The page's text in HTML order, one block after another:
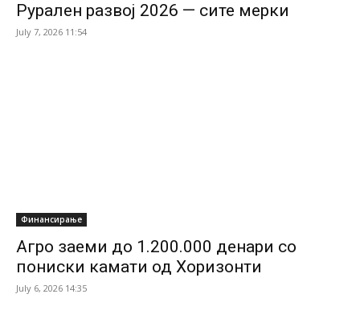
Рурален развој 2026 — сите мерки
July 7, 2026 11:54
Финансирање
Агро заеми до 1.200.000 денари со
пониски камати од Хоризонти
July 6, 2026 14:35